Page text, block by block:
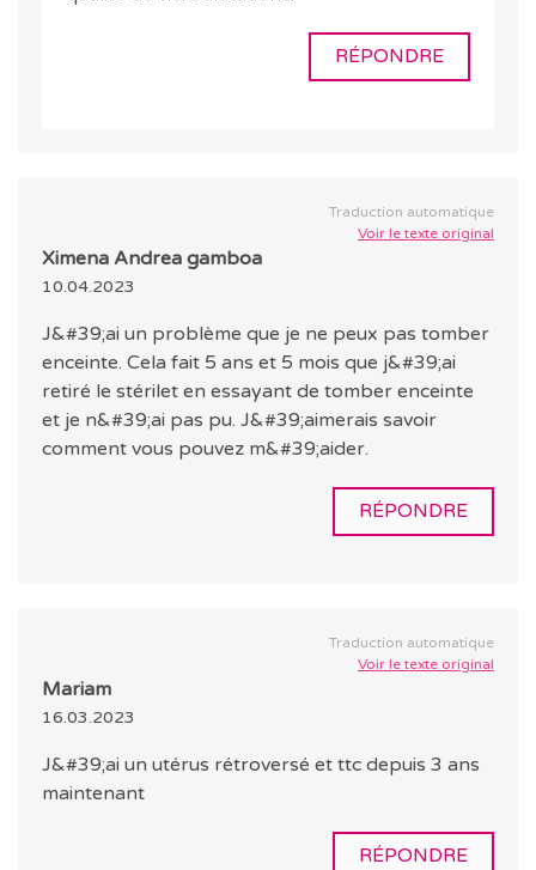
RÉPONDRE
Traduction automatique
Voir le texte original
Ximena Andrea gamboa
10.04.2023
J&#39;ai un problème que je ne peux pas tomber
enceinte. Cela fait 5 ans et 5 mois que j&#39;ai
retiré le stérilet en essayant de tomber enceinte
et je n&#39;ai pas pu. J&#39;aimerais savoir
comment vous pouvez m&#39;aider.
RÉPONDRE
Traduction automatique
Voir le texte original
Mariam
16.03.2023
J&#39;ai un utérus rétroversé et ttc depuis 3 ans
maintenant
RÉPONDRE